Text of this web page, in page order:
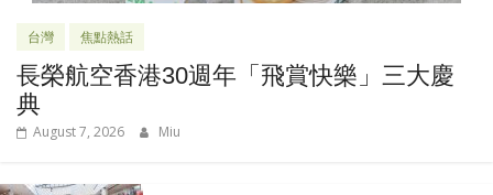
台灣 焦點熱話
長榮航空香港30週年「飛賞快樂」三大慶
典
August 7, 2026 Miu